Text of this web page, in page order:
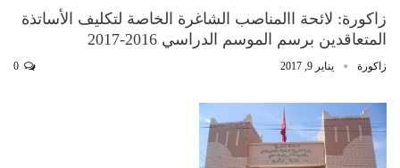
زاكورة: لائحة االمناصب الشاغرة الخاصة لتكليف الأساتذة
المتعاقدين برسم الموسم الدراسي 2016-2017‎
زاكورة يناير 9, 2017